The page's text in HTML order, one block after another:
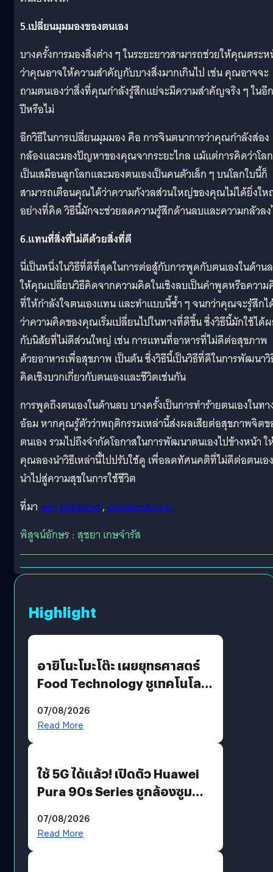
5.เปลี่ยนมุมมองของตนเอง
บางครั้งการมองสิ่งต่าง ๆ ในระยะยาวสามารถช่วยให้คุณตระ
ว่าคุณอาจให้ความสำคัญกับบางสิ่งมากเกินไป เช่น คุณอาจจะ
ถามตนเองว่าสิ่งที่คุณกำลังรู้สึกแย่จะมีความสำคัญจริง ๆ ในอี
ปีหรือไม่
อีกวิธีในการเปลี่ยนมุมมอง คือ การจินตนาการว่าคุณกำลังส่อง
กล้องและมองปัญหาของคุณจากระยะไกล แม้แต่การคิดว่าโลก
เป็นเสมือนลูกโลกและมองตนเองเป็นคนตัวเล็ก ๆ บนโลกใบนี้ก็
สามารถเตือนคุณได้ว่าความกังวลส่วนใหญ่ของคุณไม่ได้ยิ่งใ
อย่างที่คิด วิธีนี้มักจะช่วยลดความรู้สึกด้านลบและความกลัวล
6.แทนที่สิ่งที่ไม่ดีด้วยสิ่งที่ดี
นี่เป็นหนึ่งในวิธีที่ดีที่สุดในการต่อสู้กับการพูดกับตนเองในด้าน
ให้คุณเปลี่ยนวิธีคิดจากความคิดในเชิงลบเป็นคำพูดหรือควา
ที่ให้กำลังใจตนเองแทน และทำแบบนี้ซ้ำ ๆ จนกว่าคุณจะรู้สึกไ
ว่าความคิดของคุณเริ่มเปลี่ยนไปในทางที่ดีขึ้น ซึ่งวิธีนี้มักใช้ได้
กับนิสัยที่ไม่ดีส่วนใหญ่ เช่น การแทนที่อาหารที่ไม่ดีต่อสุขภาพ
ด้วยอาหารเพื่อสุขภาพ เป็นต้น ซึ่งวิธีนี้เป็นวิธีที่ดีในการพัฒนา
คิดเชิงบวกเกี่ยวกับตนเองและชีวิตเช่นกัน
การพูดถึงตนเองในด้านลบ บางครั้งเป็นการทำร้ายตนเองในทา
อ้อม หากคุณรู้ตัวว่าพฤติกรรมเหล่านี้ส่งผลเสียต่อสุขภาพจิตข
ตนเอง รวมไปถึงจำกัดโอกาสในการพัฒนาตนเองไปข้างหน้า ใ
คุณลองนำวิธีเหล่านี้ไปปรับใช้ดู เพื่อลดทัศนคติที่ไม่ดีต่อตนเอง
นำไปสู่ความสุขในการใช้ชีวิต
ที่มาverywellmind, clevelandclinic
พิสูจน์อักษร : สุชยา เกษจำรัส
Highlight
อายิโนะโมะโต๊ะ เผยยุทธศาสตร์
Food Technology ชูเทคโนโลยี
บริโภคและ B2B
07/08/2026
Read More
ใช้ 5G ได้แล้ว! เปิดตัว Huawei
Pura 90s Series ชูกล้องซูม
07/08/2026
Read More